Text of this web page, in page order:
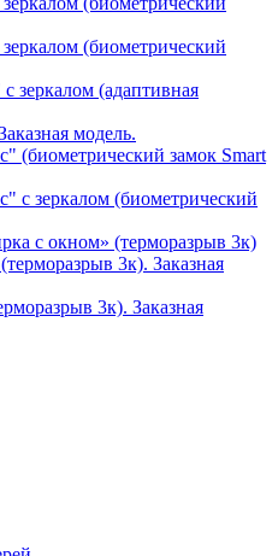
(биометрический
зеркалом (адаптивная
модель.
(биометрический замок Smart
с зеркалом (биометрический
с окном» (терморазрыв 3к)
3к). Заказная
3к). Заказная